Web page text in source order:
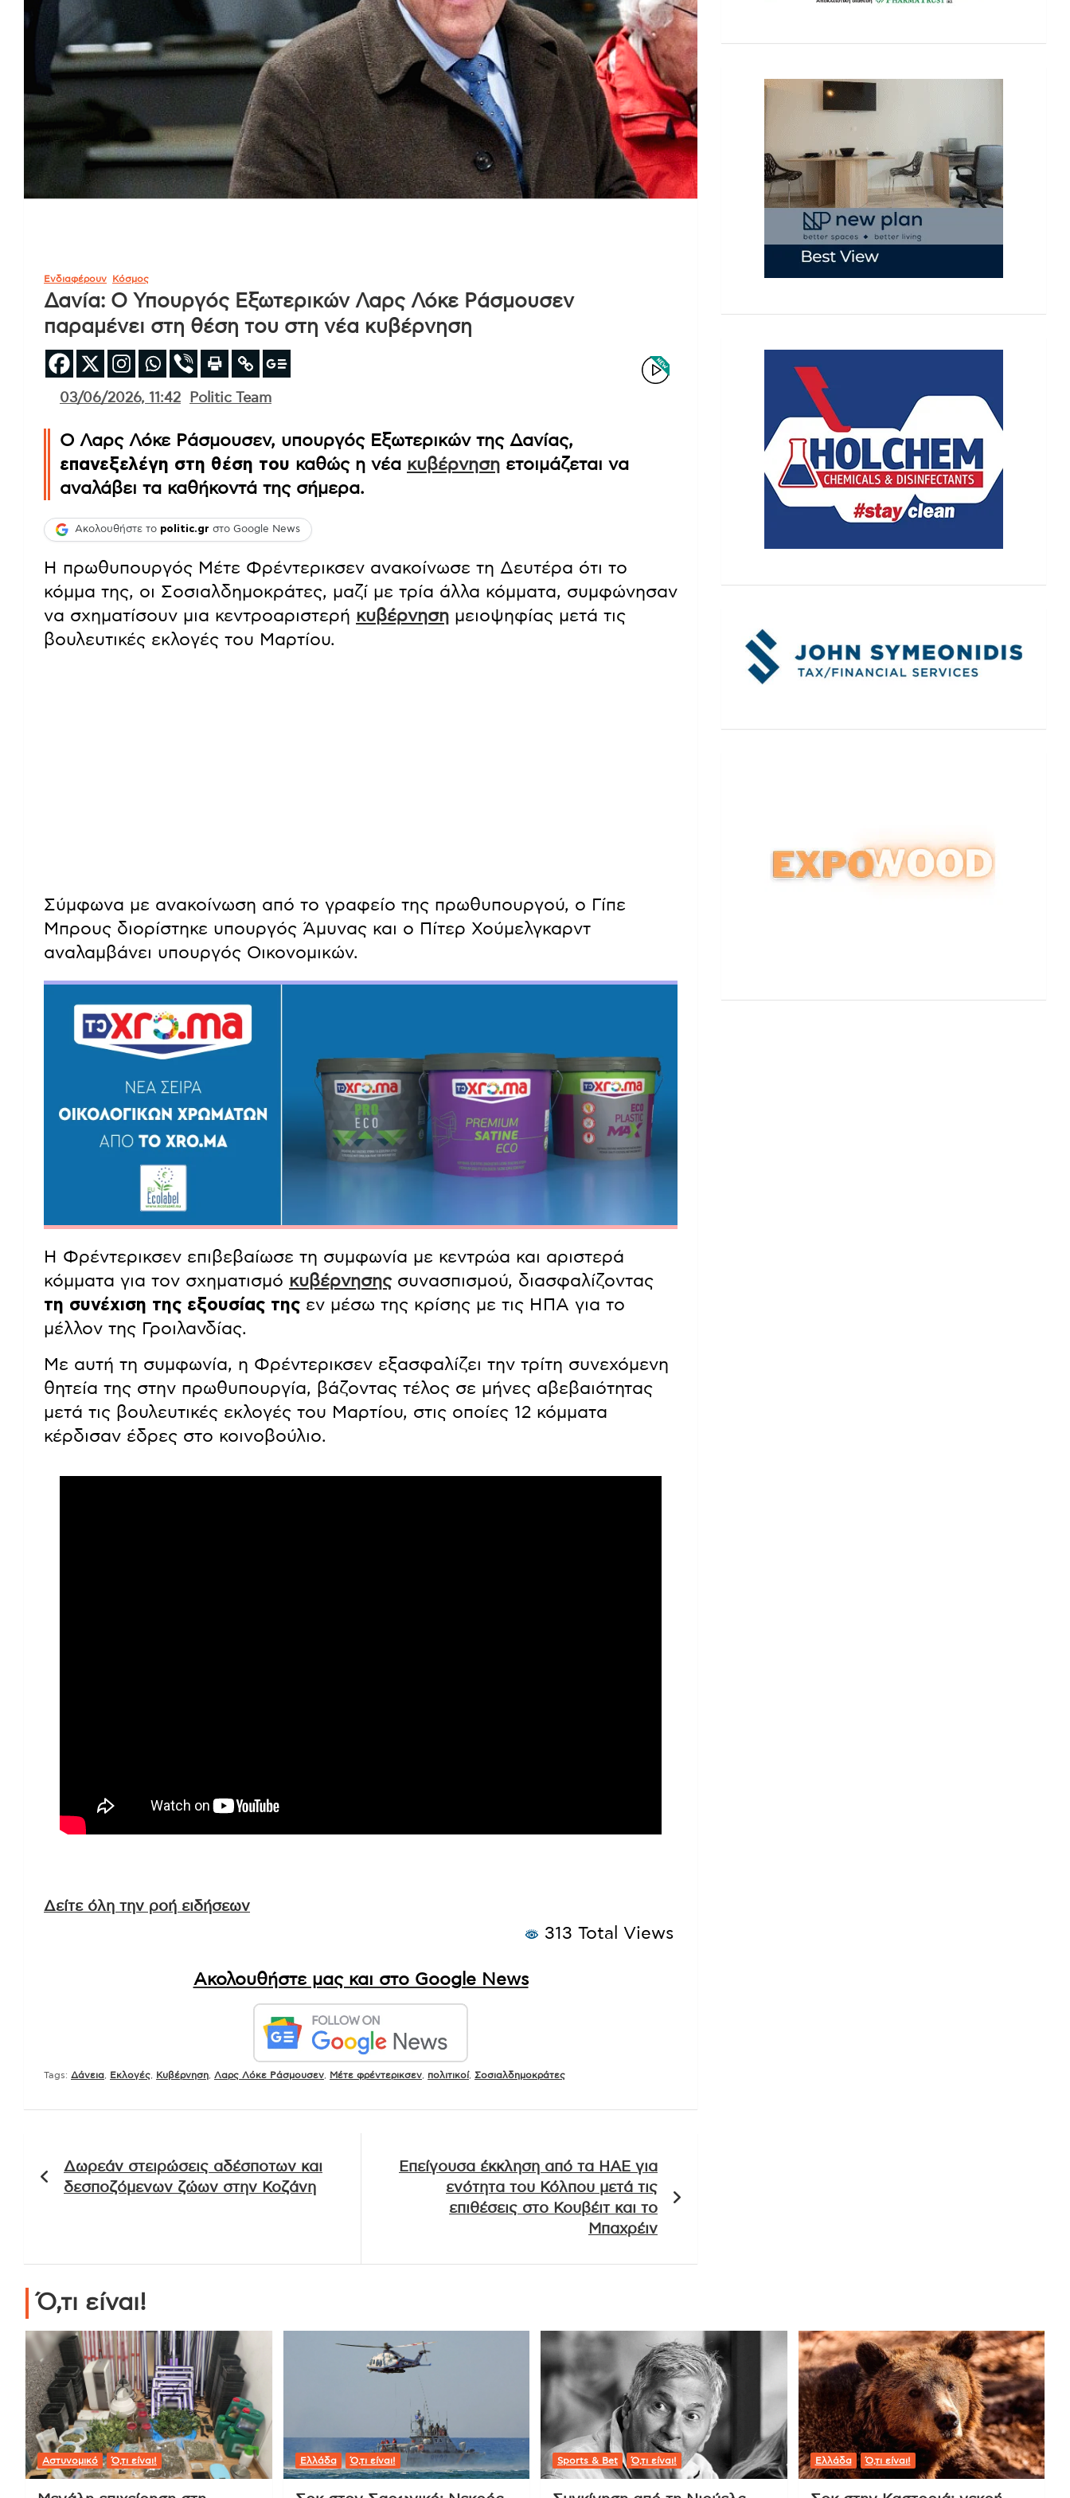
Ενδιαφέρουν Κόσμος
Δανία: Ο Υπουργός Εξωτερικών Λαρς Λόκε Ράσμουσεν
παραμένει στη θέση του στη νέα κυβέρνηση
03/06/2026, 11:42 Politic Team
Ο Λαρς Λόκε Ράσμουσεν, υπουργός Εξωτερικών της Δανίας,
επανεξελέγη στη θέση του καθώς η νέα κυβέρνηση ετοιμάζεται να
αναλάβει τα καθήκοντά της σήμερα.
Ακολουθήστε το politic.gr στο Google News
Η πρωθυπουργός Μέτε Φρέντερικσεν ανακοίνωσε τη Δευτέρα ότι το
κόμμα της, οι Σοσιαλδημοκράτες, μαζί με τρία άλλα κόμματα, συμφώνησαν
να σχηματίσουν μια κεντροαριστερή κυβέρνηση μειοψηφίας μετά τις
βουλευτικές εκλογές του Μαρτίου.
Σύμφωνα με ανακοίνωση από το γραφείο της πρωθυπουργού, ο Γίπε
Μπρους διορίστηκε υπουργός Άμυνας και ο Πίτερ Χούμελγκαρντ
αναλαμβάνει υπουργός Οικονομικών.
Η Φρέντερικσεν επιβεβαίωσε τη συμφωνία με κεντρώα και αριστερά
κόμματα για τον σχηματισμό κυβέρνησηςσυνασπισμού, διασφαλίζοντας
τη συνέχιση της εξουσίας της εν μέσω της κρίσης με τις ΗΠΑ για το
μέλλον της Γροιλανδίας.
Με αυτή τη συμφωνία, η Φρέντερικσεν εξασφαλίζει την τρίτη συνεχόμενη
θητεία της στην πρωθυπουργία, βάζοντας τέλος σε μήνες αβεβαιότητας
μετά τις βουλευτικές εκλογές του Μαρτίου, στις οποίες 12 κόμματα
κέρδισαν έδρες στο κοινοβούλιο.
Δείτε όλη την ροή ειδήσεων
313 Total Views
Ακολουθήστε μας και στο Google News
Tags: Δάνεια Εκλογές Κυβέρνηση Λαρς Λόκε Ράσμουσεν Μέτε φρέντερικσεν πολιτικοί, Σοσιαλδημοκράτες
άρθρων
Δωρεάν στειρώσεις αδέσποτων και
δεσποζόμενων ζώων στην Κοζάνη
Επείγουσα έκκληση από τα ΗΑΕ για
ενότητα του Κόλπου μετά τις
επιθέσεις στο Κουβέιτ και το
Μπαχρέιν
Ό,τι είναι!
Αστυνομικό Ό,τι είναι! Ελλάδα Ό,τι είναι! Sports & Bet Ό,τι είναι! Ελλάδα Ό,τι είναι!